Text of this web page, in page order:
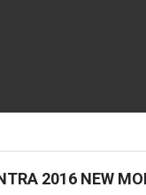
2016 NEW